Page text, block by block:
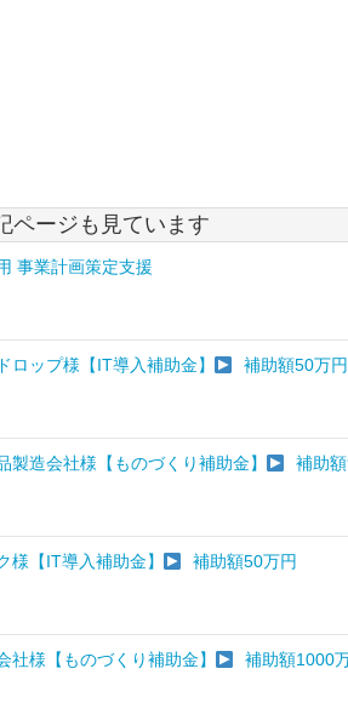
ページも見ています
事業計画策定支援
ロップ様【IT導入補助金】 補助額50万円
製造会社様【ものづくり補助金】 補助
様【IT導入補助金】 補助額50万円
社様【ものづくり補助金】 補助額1000